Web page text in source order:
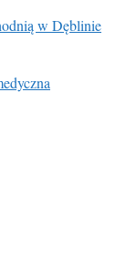
w Dęblinie